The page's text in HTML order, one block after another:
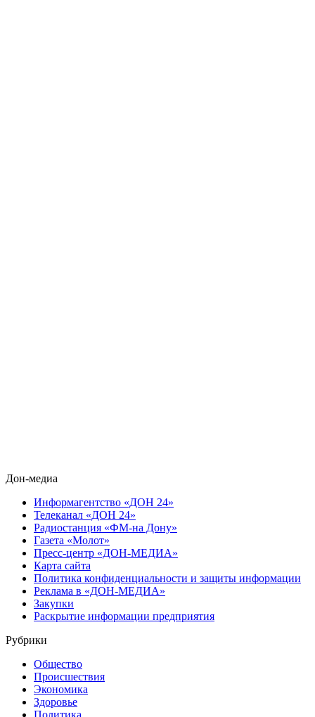
Дон-медиа
Информагентство «ДОН 24»
Телеканал «ДОН 24»
Радиостанция «ФМ-на Дону»
Газета «Молот»
Пресс-центр «ДОН-МЕДИА»
Карта сайта
Политика конфиденциальности и защиты информации
Реклама в «ДОН-МЕДИА»
Закупки
Раскрытие информации предприятия
Рубрики
Общество
Происшествия
Экономика
Здоровье
Политика